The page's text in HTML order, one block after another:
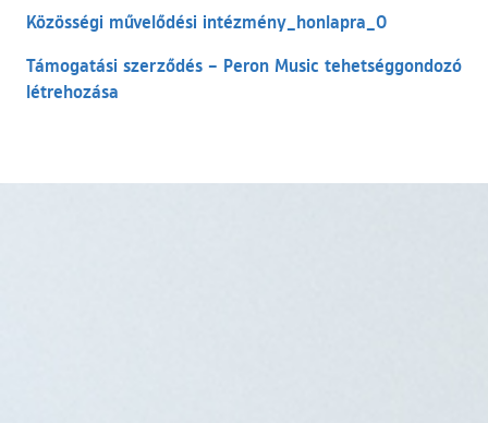
Közösségi művelődési intézmény_honlapra_0
Támogatási szerződés – Peron Music tehetséggondozó
létrehozása